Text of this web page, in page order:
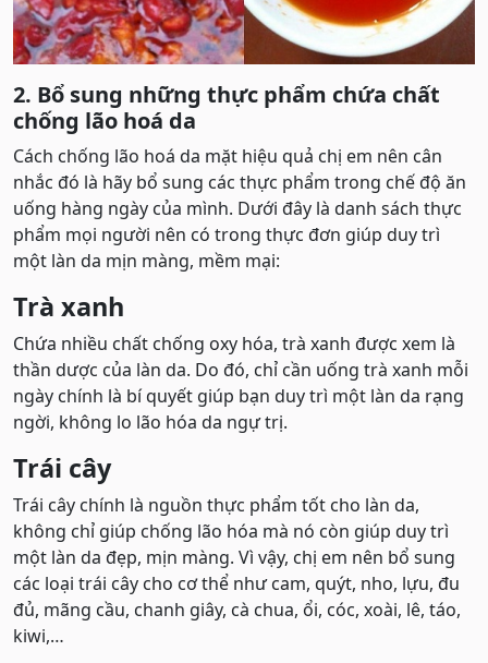
2. Bổ sung những thực phẩm chứa chất
chống lão hoá da
Cách chống lão hoá da mặt hiệu quả chị em nên cân
nhắc đó là hãy bổ sung các thực phẩm trong chế độ ăn
uống hàng ngày của mình. Dưới đây là danh sách thực
phẩm mọi người nên có trong thực đơn giúp duy trì
một làn da mịn màng, mềm mại:
Trà xanh
Chứa nhiều chất chống oxy hóa, trà xanh được xem là
thần dược của làn da. Do đó, chỉ cần uống trà xanh mỗi
ngày chính là bí quyết giúp bạn duy trì một làn da rạng
ngời, không lo lão hóa da ngự trị.
Trái cây
Trái cây chính là nguồn thực phẩm tốt cho làn da,
không chỉ giúp chống lão hóa mà nó còn giúp duy trì
một làn da đẹp, mịn màng. Vì vậy, chị em nên bổ sung
các loại trái cây cho cơ thể như cam, quýt, nho, lựu, đu
đủ, mãng cầu, chanh giây, cà chua, ổi, cóc, xoài, lê, táo,
kiwi,…